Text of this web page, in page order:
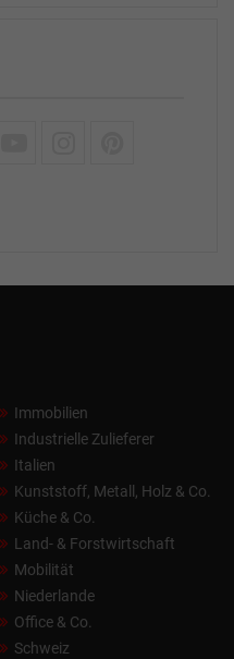
Immobilien
Industrielle Zulieferer
Italien
Kunststoff, Metall, Holz & Co.
Küche & Co.
Land- & Forstwirtschaft
Mobilität
Niederlande
Office & Co.
Schweiz